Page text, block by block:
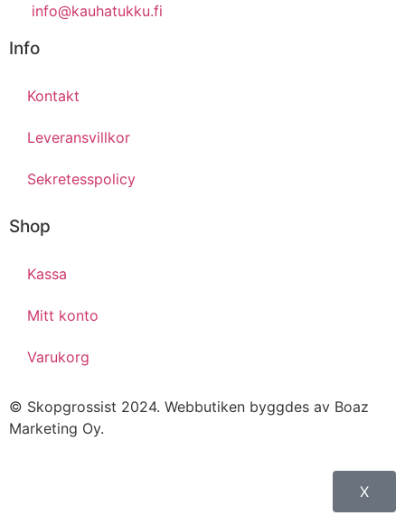
info@kauhatukku.fi
Info
Kontakt
Leveransvillkor
Sekretesspolicy
Shop
Kassa
Mitt konto
Varukorg
© Skopgrossist 2024. Webbutiken byggdes av Boaz
Marketing Oy.
X